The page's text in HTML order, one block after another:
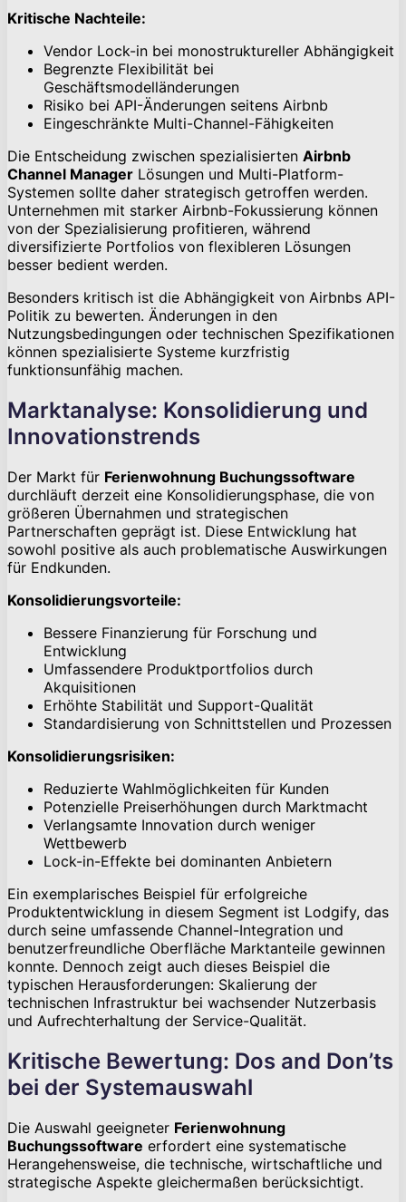
Kritische Nachteile:
Vendor Lock-in bei monostruktureller Abhängigkeit
Begrenzte Flexibilität bei
Geschäftsmodelländerungen
Risiko bei API-Änderungen seitens Airbnb
Eingeschränkte Multi-Channel-Fähigkeiten
Die Entscheidung zwischen spezialisierten Airbnb
Channel Manager Lösungen und Multi-Platform-
Systemen sollte daher strategisch getroffen werden.
Unternehmen mit starker Airbnb-Fokussierung können
von der Spezialisierung profitieren, während
diversifizierte Portfolios von flexibleren Lösungen
besser bedient werden.
Besonders kritisch ist die Abhängigkeit von Airbnbs API-
Politik zu bewerten. Änderungen in den
Nutzungsbedingungen oder technischen Spezifikationen
können spezialisierte Systeme kurzfristig
funktionsunfähig machen.
Marktanalyse: Konsolidierung und
Innovationstrends
Der Markt für Ferienwohnung Buchungssoftware
durchläuft derzeit eine Konsolidierungsphase, die von
größeren Übernahmen und strategischen
Partnerschaften geprägt ist. Diese Entwicklung hat
sowohl positive als auch problematische Auswirkungen
für Endkunden.
Konsolidierungsvorteile:
Bessere Finanzierung für Forschung und
Entwicklung
Umfassendere Produktportfolios durch
Akquisitionen
Erhöhte Stabilität und Support-Qualität
Standardisierung von Schnittstellen und Prozessen
Konsolidierungsrisiken:
Reduzierte Wahlmöglichkeiten für Kunden
Potenzielle Preiserhöhungen durch Marktmacht
Verlangsamte Innovation durch weniger
Wettbewerb
Lock-in-Effekte bei dominanten Anbietern
Ein exemplarisches Beispiel für erfolgreiche
Produktentwicklung in diesem Segment ist Lodgify, das
durch seine umfassende Channel-Integration und
benutzerfreundliche Oberfläche Marktanteile gewinnen
konnte. Dennoch zeigt auch dieses Beispiel die
typischen Herausforderungen: Skalierung der
technischen Infrastruktur bei wachsender Nutzerbasis
und Aufrechterhaltung der Service-Qualität.
Kritische Bewertung: Dos and Don’ts
bei der Systemauswahl
Die Auswahl geeigneter Ferienwohnung
Buchungssoftware erfordert eine systematische
Herangehensweise, die technische, wirtschaftliche und
strategische Aspekte gleichermaßen berücksichtigt.